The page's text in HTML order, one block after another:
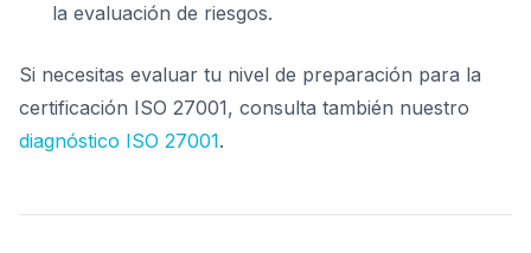
la evaluación de riesgos.
Si necesitas evaluar tu nivel de preparación para la
certificación ISO 27001, consulta también nuestro
diagnóstico ISO 27001.